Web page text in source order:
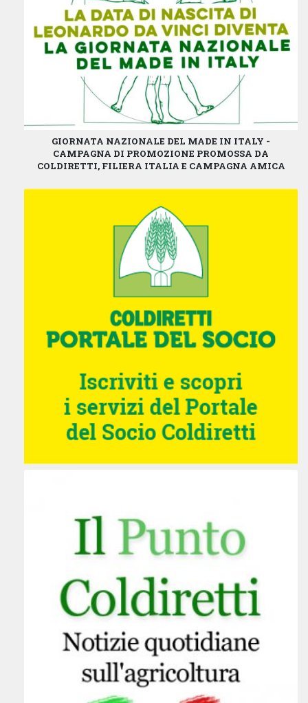
GIORNATA NAZIONALE DEL MADE IN ITALY -
CAMPAGNA DI PROMOZIONE PROMOSSA DA
COLDIRETTI, FILIERA ITALIA E CAMPAGNA AMICA